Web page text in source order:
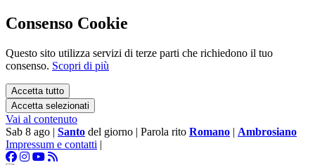
Consenso Cookie
Questo sito utilizza servizi di terze parti che richiedono il tuo
consenso. Scopri di più
Accetta tutto
Accetta selezionati
Vai al contenuto
Sab 8 ago | Santo del giorno | Parola rito Romano | Ambrosiano
Impressum e contatti |